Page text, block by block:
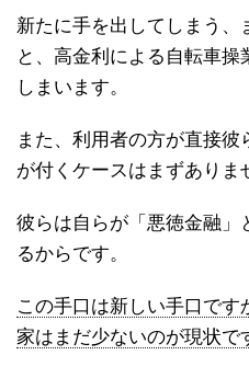
新たに手を出してしまう、
と、高金利による自転車
しまいます。
また、利用者の方が直接
が付くケースはまずありま
彼らは自らが「悪徳金融」
るからです。
この手口は新しい手口です
家はまだ少ないのが現状で